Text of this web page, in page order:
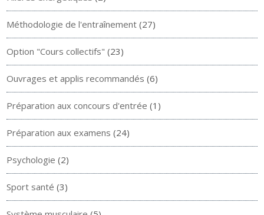
Méthodologie de l'entraînement (27)
Option "Cours collectifs" (23)
Ouvrages et applis recommandés (6)
Préparation aux concours d'entrée (1)
Préparation aux examens (24)
Psychologie (2)
Sport santé (3)